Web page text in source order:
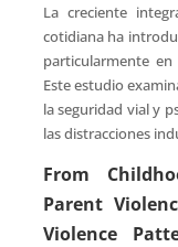
La creciente
cotidiana ha
particularmente
Este estudio
la seguridad vial y
las distracciones
From
Parent
Violence